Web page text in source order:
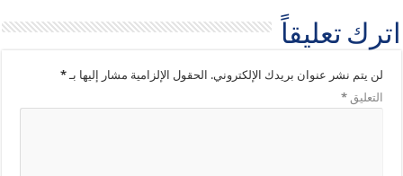
اترك تعليقاً
لن يتم نشر عنوان بريدك الإلكتروني. الحقول الإلزامية مشار إليها بـ*
التعليق*